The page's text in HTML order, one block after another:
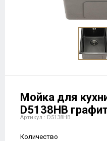
Мойка для
D5138HB
Артикул : D5138HB
Количество